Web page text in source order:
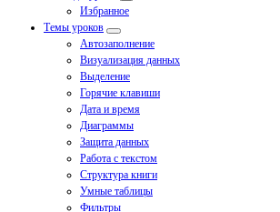
Избранное
Темы уроков
Автозаполнение
Визуализация данных
Выделение
Горячие клавиши
Дата и время
Диаграммы
Защита данных
Работа с текстом
Структура книги
Умные таблицы
Фильтры